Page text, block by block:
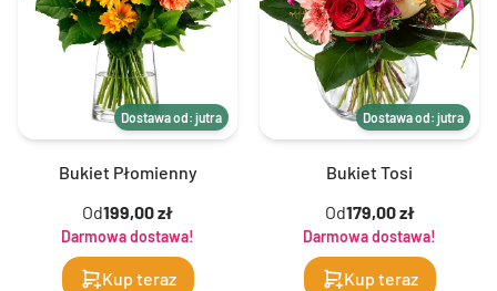
Dostawa od: jutra
Bukiet Płomienny
Od199,00 zł
Darmowa dostawa!
Kup teraz
Dostawa od: jutra
Bukiet Tosi
Od179,00 zł
Darmowa dostawa!
Kup teraz